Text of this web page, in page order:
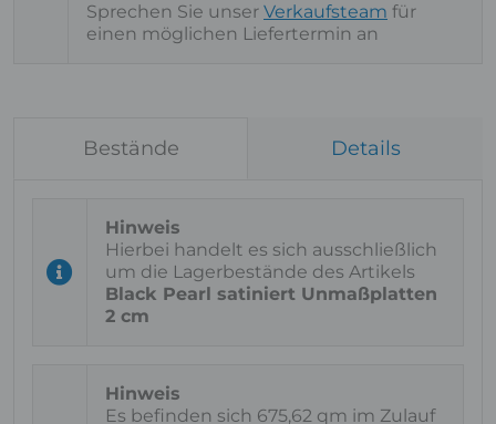
Sprechen Sie unser Verkaufsteam für
einen möglichen Liefertermin an
Bestände Details
Hierbei handelt es sich ausschließlich
um die Lagerbestände des Artikels
Black Pearl satiniert Unmaßplatten
2 cm
Es befinden sich 675,62 qm im Zulauf